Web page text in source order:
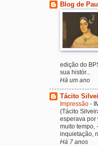
Blog de
edição do
sua histór...
Há um ano
Tácito
Impressão -
(Tácito
esperava por
muito tempo,
inquietação,
Há 7 anos